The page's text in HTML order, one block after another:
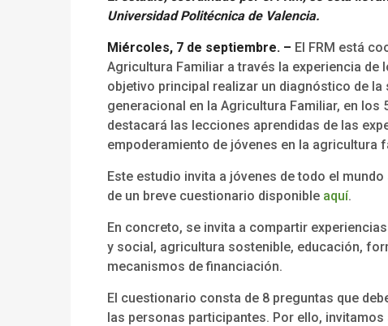
Universidad Politécnica de Valencia.
Miércoles, 7 de septiembre. – El FRM está
Agricultura Familiar a través la experiencia
objetivo principal realizar un diagnóstico de la
generacional en la Agricultura Familiar, en los
destacará las lecciones aprendidas de las
empoderamiento de jóvenes en la agricultura
Este estudio invita a jóvenes de todo el
de un breve cuestionario disponible aquí.
En concreto, se invita a compartir
y social, agricultura sostenible, educación,
mecanismos de financiación.
El cuestionario consta de 8 preguntas que
las personas participantes. Por ello,